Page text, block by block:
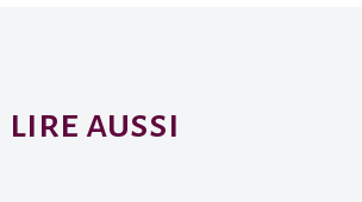
lire aussi